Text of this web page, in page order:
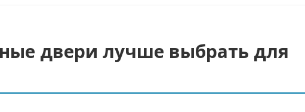
двери лучше выбрать для